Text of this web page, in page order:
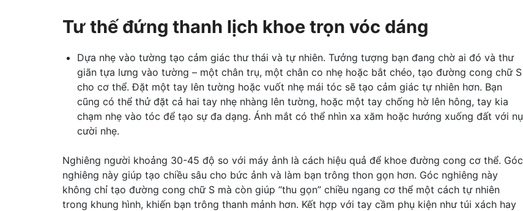
Tư thế đứng thanh lịch khoe trọn vóc dáng
Dựa nhẹ vào tường tạo cảm giác thư thái và tự nhiên. Tưởng tượng bạn đang chờ ai đó và thư
giãn tựa lưng vào tường – một chân trụ, một chân co nhẹ hoặc bắt chéo, tạo đường cong chữ S
cho cơ thể. Đặt một tay lên tường hoặc vuốt nhẹ mái tóc sẽ tạo cảm giác tự nhiên hơn. Bạn
cũng có thể thử đặt cả hai tay nhẹ nhàng lên tường, hoặc một tay chống hờ lên hông, tay kia
chạm nhẹ vào tóc để tạo sự đa dạng. Ánh mắt có thể nhìn xa xăm hoặc hướng xuống đất với nụ
cười nhẹ.
Nghiêng người khoảng 30-45 độ so với máy ảnh là cách hiệu quả để khoe đường cong cơ thể. Góc
nghiêng này giúp tạo chiều sâu cho bức ảnh và làm bạn trông thon gọn hơn. Góc nghiêng này
không chỉ tạo đường cong chữ S mà còn giúp “thu gọn” chiều ngang cơ thể một cách tự nhiên
trong khung hình, khiến bạn trông thanh mảnh hơn. Kết hợp với tay cầm phụ kiện như túi xách hay